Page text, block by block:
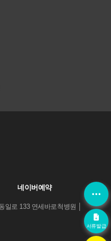
서류발급
네이버예약
로 133 연세바로척병원 │
신망 이용촉진 및 정보보호 등
동의 거부에 따른 불이익 내
개인정보에 대해 동의를 거부
제공하는 서비스를 이용하기